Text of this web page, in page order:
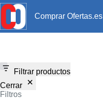
Comprar Ofertas.es
Filtrar productos
Cerrar
Filtros